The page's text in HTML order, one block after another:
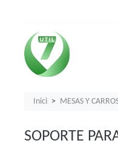
Inici MESAS Y
SOPORTE